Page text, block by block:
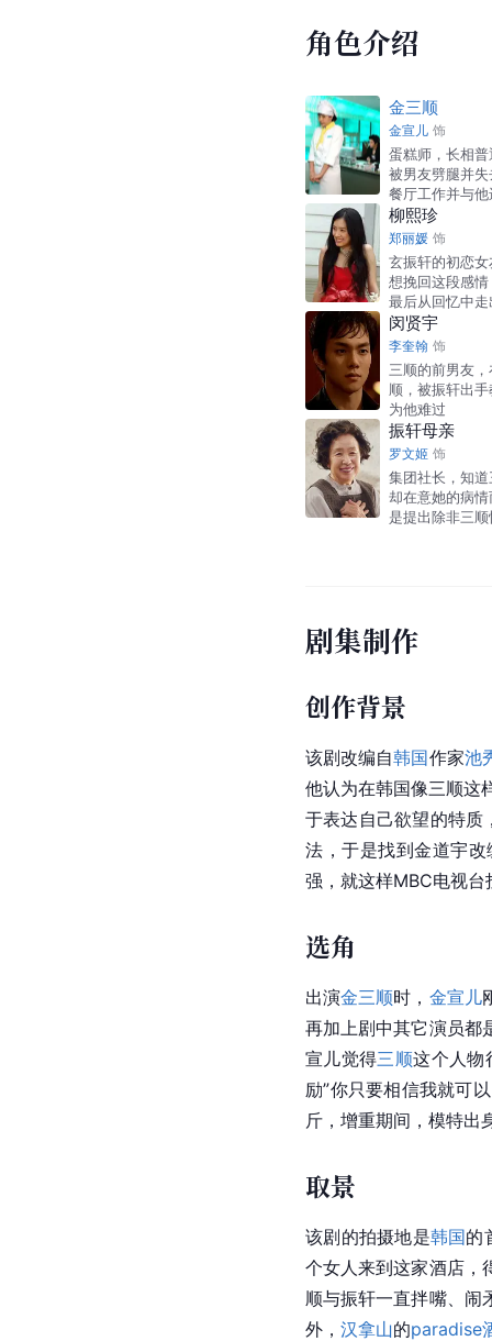
角色介绍
金三顺
金宣儿 饰
蛋糕师，长相
被男友劈腿并
餐厅工作并与
柳熙珍
郑丽媛 饰
玄振轩的初恋
想挽回这段感
最后从回忆中
闵贤宇
李奎翰 饰
三顺的前男友
顺，被振轩出
为他难过
振轩母亲
罗文姬 饰
集团社长，知
却在意她的病
是提出除非三
剧集制作
创作背景
该剧改编自韩国作家池
他认为在韩国像三顺这
于表达自己欲望的特质
法，于是找到金道宇
强，就这样MBC电视
选角
出演金三顺时， 金宣儿
再加上剧中其它演员都
宣儿觉得三顺这个人物
励”你只要相信我就可
斤，增重期间，模特出
取景
该剧的拍摄地是韩国的
个女人来到这家酒店，
顺与振轩一直拌嘴、闹
外， 汉拿山的paradise